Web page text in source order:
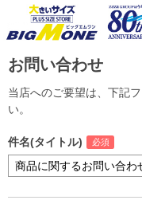
お問い合わせ
当店へのご要望は、下記
い。
件名(タイトル)